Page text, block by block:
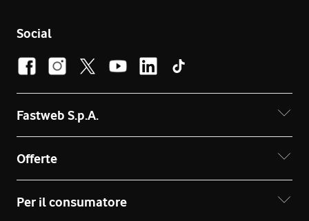
Social
Fastweb S.p.A.
Offerte
Per il consumatore